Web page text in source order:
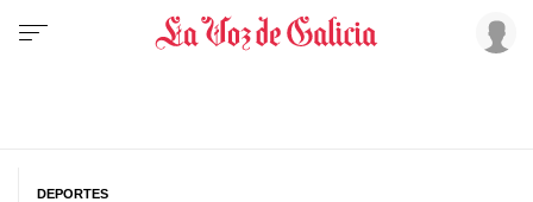
DEPORTES